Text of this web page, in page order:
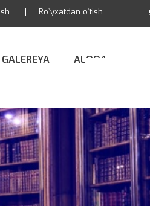
Ro`yxatdan o`tish
GALEREYA ALOQA